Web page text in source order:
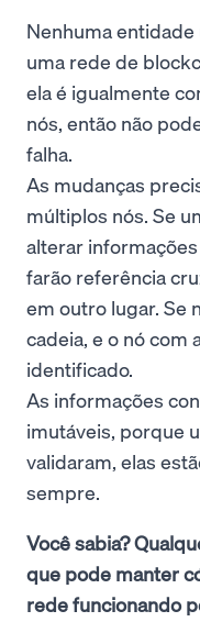
Nenhuma entidade
uma rede de
ela é igualmente
nós, então não
falha.
As mudanças
múltiplos nós. Se
alterar
farão referência
em outro lugar. Se
cadeia, e o nó com
identificado.
As informações
imutáveis, porque
validaram, elas
sempre.
Você sabia?
que pode manter
rede funcionando